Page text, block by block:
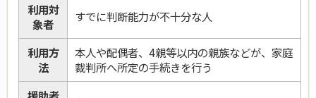
利用対
象者
すでに判断能力が不十分な人
利用方
法
本人や配偶者、4親等以内の親族などが、家庭
裁判所へ所定の手続きを行う